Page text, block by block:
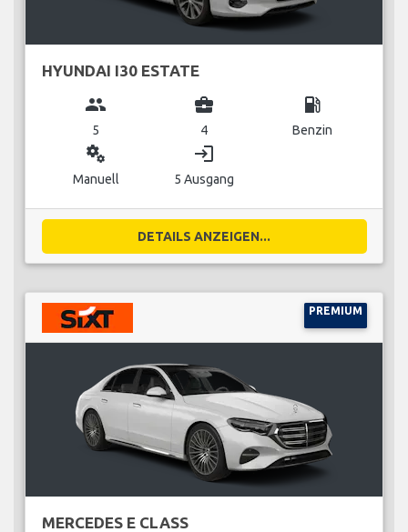
HYUNDAI I30 ESTATE
group
5
business_center
4
local_gas_station
Benzin
miscellaneous_services
Manuell
login
5 Ausgang
DETAILS ANZEIGEN...
PREMIUM
MERCEDES E CLASS